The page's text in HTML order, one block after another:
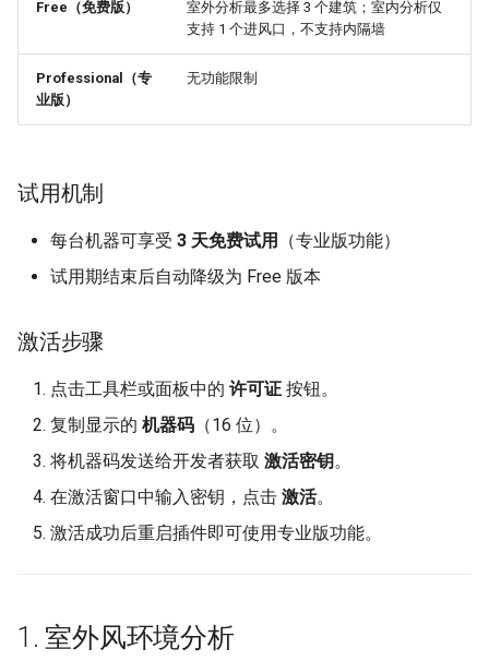
云图设置
刷新结果
流线可视化
项目组
室外组
室内组
工具组
设置与配置
通用设置
数据存储
Free（免费版）
室外分析最多选择 3 个建筑；室内分析仅
支持 1 个进风口，不支持内隔墙
Professional（专
业版）
无功能限制
试用机制
每台机器可享受 3 天免费试用
（专业版功能）
试用期结束后自动降级为 Free 版本
激活步骤
点击工具栏或面板中的 许可证 按钮。
复制显示的 机器码 （16 位）。
将机器码发送给开发者获取 激活密钥。
在激活窗口中输入密钥，点击 激活。
激活成功后重启插件即可使用专业版功能。
1. 室外风环境分析